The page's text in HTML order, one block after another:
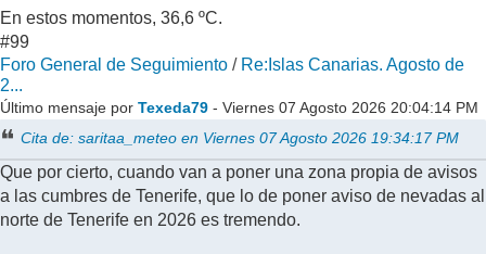
En estos momentos, 36,6 ºC.
#99
Foro General de Seguimiento / Re:Islas Canarias. Agosto de
2...
Último mensaje por Texeda79 - Viernes 07 Agosto 2026 20:04:14 PM
Cita de: saritaa_meteo en Viernes 07 Agosto 2026 19:34:17 PM
Que por cierto, cuando van a poner una zona propia de avisos
a las cumbres de Tenerife, que lo de poner aviso de nevadas al
norte de Tenerife en 2026 es tremendo.